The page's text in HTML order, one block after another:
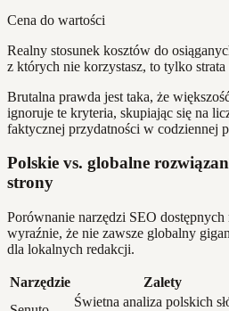
Cena do wartości
Realny stosunek kosztów do
z których nie korzystasz, to tylko strata
Brutalna prawda jest taka, że
ignoruje te kryteria, skupiając się na
faktycznej przydatności w codziennej
Polskie vs. globalne
strony
Porównanie narzędzi SEO
wyraźnie, że nie zawsze globalny
dla lokalnych redakcji.
Narzędzie Zalety
Świetna analiza polskich